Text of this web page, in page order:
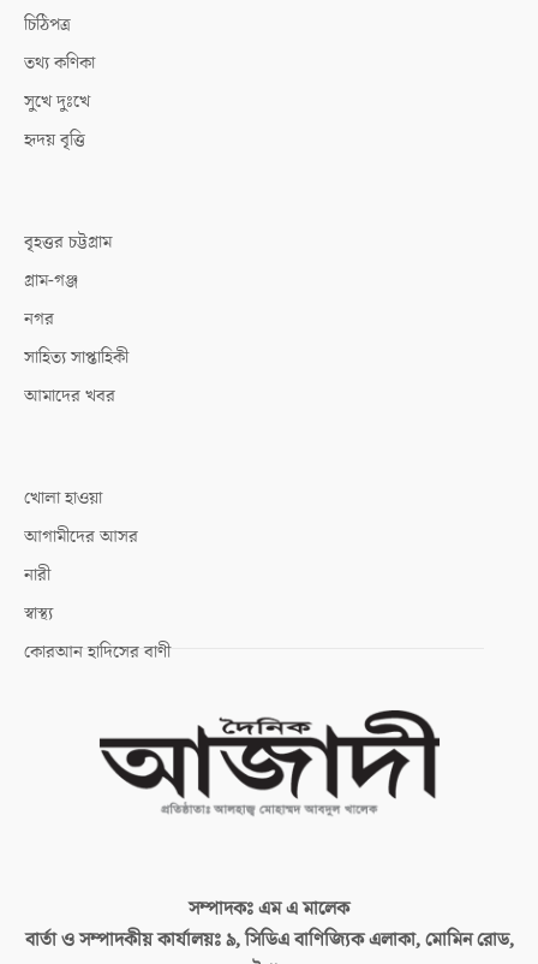
চিঠিপত্র
তথ্য কণিকা
সুখে দুঃখে
হৃদয় বৃত্তি
বৃহত্তর চট্টগ্রাম
গ্রাম-গঞ্জ
নগর
সাহিত্য সাপ্তাহিকী
আমাদের খবর
খোলা হাওয়া
আগামীদের আসর
নারী
স্বাস্থ্য
কোরআন হাদিসের বাণী
সম্পাদকঃএম এ মালেক
বার্তা ও সম্পাদকীয় কার্যালয়ঃ৯, সিডিএ বাণিজ্যিক এলাকা, মোমিন রোড,